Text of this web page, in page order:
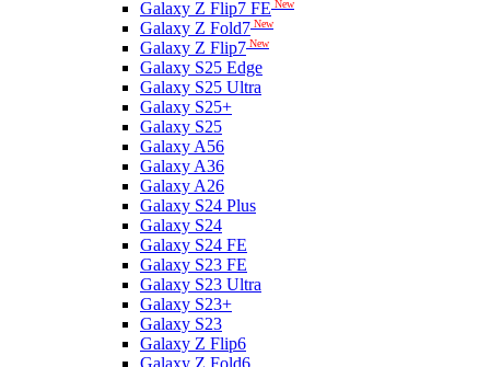
Galaxy Z Flip7 FE New
Galaxy Z Fold7 New
Galaxy Z Flip7 New
Galaxy S25 Edge
Galaxy S25 Ultra
Galaxy S25+
Galaxy S25
Galaxy A56
Galaxy A36
Galaxy A26
Galaxy S24 Plus
Galaxy S24
Galaxy S24 FE
Galaxy S23 FE
Galaxy S23 Ultra
Galaxy S23+
Galaxy S23
Galaxy Z Flip6